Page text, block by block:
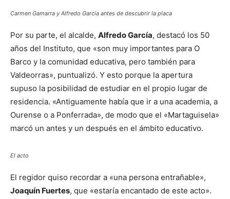
Carmen Gamarra y Alfredo García antes de descubrir la placa
Por su parte, el alcalde, Alfredo García, destacó los 50
años del Instituto, que «son muy importantes para O
Barco y la comunidad educativa, pero también para
Valdeorras», puntualizó. Y esto porque la apertura
supuso la posibilidad de estudiar en el propio lugar de
residencia. «Antiguamente había que ir a una academia, a
Ourense o a Ponferrada», de modo que el «Martaguisela»
marcó un antes y un después en el ámbito educativo.
El acto
El regidor quiso recordar a «una persona entrañable»,
Joaquín Fuertes, que «estaría encantado de este acto».